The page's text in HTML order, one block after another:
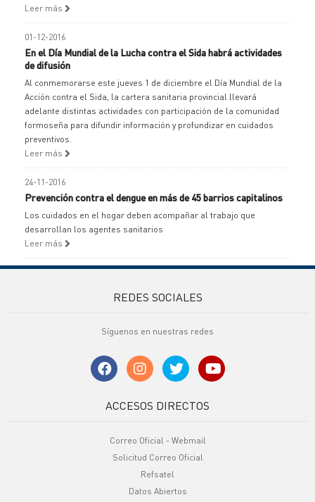
Leer más
01-12-2016
En el Día Mundial de la Lucha contra el Sida habrá actividades
de difusión
Al conmemorarse este jueves 1 de diciembre el Día Mundial de la
Acción contra el Sida, la cartera sanitaria provincial llevará
adelante distintas actividades con participación de la comunidad
formoseña para difundir información y profundizar en cuidados
preventivos.
Leer más
24-11-2016
Prevención contra el dengue en más de 45 barrios capitalinos
Los cuidados en el hogar deben acompañar al trabajo que
desarrollan los agentes sanitarios
Leer más
REDES SOCIALES
Síguenos en nuestras redes
ACCESOS DIRECTOS
Correo Oficial - Webmail
Solicitud Correo Oficial
Refsatel
Datos Abiertos